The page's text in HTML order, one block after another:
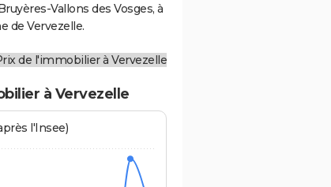
Vallons des Vosges, à
de Vervezelle.
de l'immobilier à Vervezelle
à Vervezelle
l'Insee)